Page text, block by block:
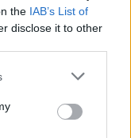
the IAB’s List of
disclose it to other